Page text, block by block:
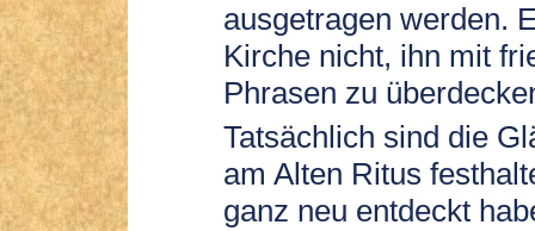
ausgetragen werden.
Kirche nicht, ihn mit
Phrasen zu
Tatsächlich sind die
am Alten Ritus
ganz neu entdeckt